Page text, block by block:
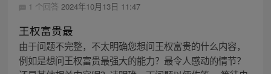
1 个回答 2024年10月13日 11:47
王权富贵最
由于问题不完整，不太明确您想问王权富贵的什么内容，
例如是想问王权富贵最强大的能力？最令人感动的情节？